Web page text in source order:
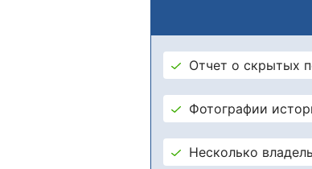
Отчет о скрытых
Фотографии
Несколько